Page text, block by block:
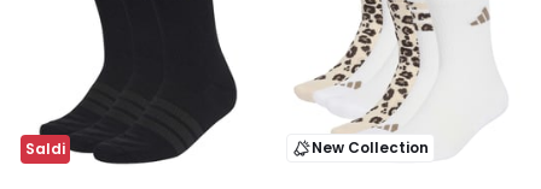
Saldi New Collection